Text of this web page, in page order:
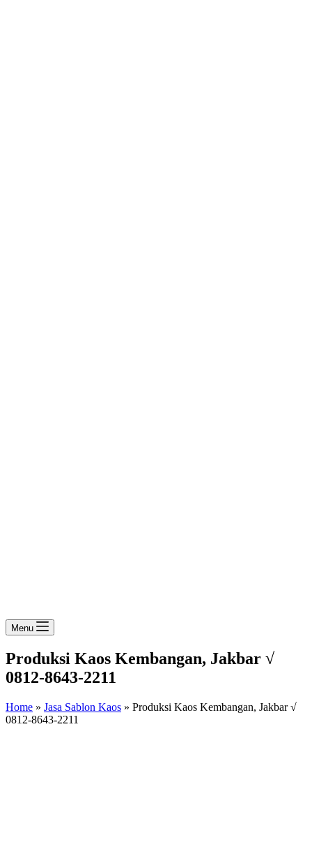
Menu
Produksi Kaos Kembangan, Jakbar √
0812-8643-2211
Home » Jasa Sablon Kaos » Produksi Kaos Kembangan, Jakbar √
0812-8643-2211